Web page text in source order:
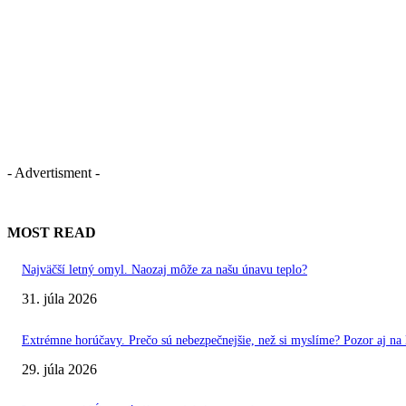
- Advertisment -
MOST READ
Najväčší letný omyl. Naozaj môže za našu únavu teplo?
31. júla 2026
Extrémne horúčavy. Prečo sú nebezpečnejšie, než si myslíme? Pozor aj
29. júla 2026